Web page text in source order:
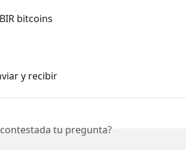
bitcoins
y recibir
tu pregunta?